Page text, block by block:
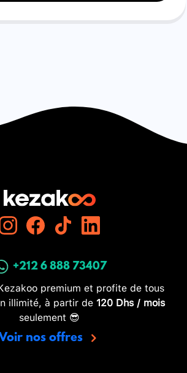
+212 6 888 73407
premium et profite de tous
illimité, à partir de 120 Dhs / mois
seulement 😎
nos offres